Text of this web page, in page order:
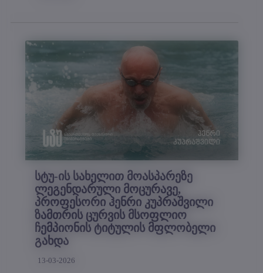
სტუ-ის სახელით მოასპარეზე
ლეგენდარული მოცურავე,
პროფესორი ჰენრი კუპრაშვილი
ზამთრის ცურვის მსოფლიო
ჩემპიონის ტიტულის მფლობელი
გახდა
13-03-2026